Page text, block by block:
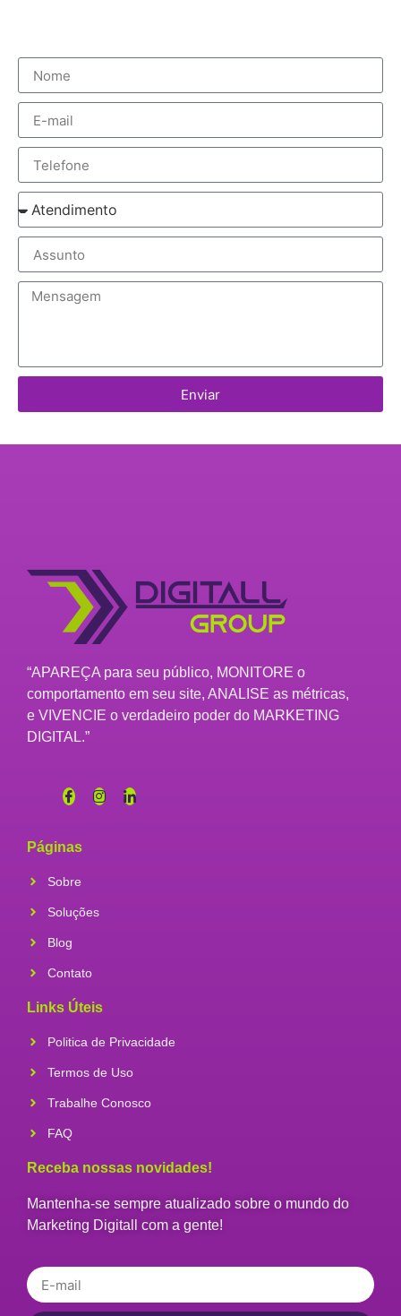
Enviar
“APAREÇA para seu público, MONITORE o
comportamento em seu site, ANALISE as métricas,
e VIVENCIE o verdadeiro poder do MARKETING
DIGITAL.”
Páginas
Sobre
Soluções
Blog
Contato
Links Úteis
Politica de Privacidade
Termos de Uso
Trabalhe Conosco
FAQ
Receba nossas novidades!
Mantenha-se sempre atualizado sobre o mundo do
Marketing Digitall com a gente!